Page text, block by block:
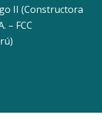
II (Constructora
– FCC